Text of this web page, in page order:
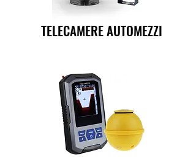
TELECAMERE AUTOMEZZI